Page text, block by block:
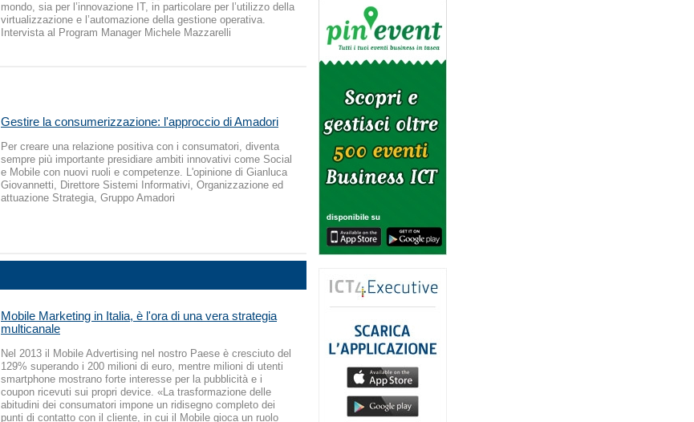
mondo, sia per l’innovazione IT, in particolare per l’utilizzo della
virtualizzazione e l’automazione della gestione operativa.
Intervista al Program Manager Michele Mazzarelli
Gestire la consumerizzazione: l'approccio di Amadori
Per creare una relazione positiva con i consumatori, diventa
sempre più importante presidiare ambiti innovativi come Social
e Mobile con nuovi ruoli e competenze. L'opinione di Gianluca
Giovannetti, Direttore Sistemi Informativi, Organizzazione ed
attuazione Strategia, Gruppo Amadori
Mobile Marketing in Italia, è l'ora di una vera strategia
multicanale
Nel 2013 il Mobile Advertising nel nostro Paese è cresciuto del
129% superando i 200 milioni di euro, mentre milioni di utenti
smartphone mostrano forte interesse per la pubblicità e i
coupon ricevuti sui propri device. «La trasformazione delle
abitudini dei consumatori impone un ridisegno completo dei
punti di contatto con il cliente, in cui il Mobile gioca un ruolo